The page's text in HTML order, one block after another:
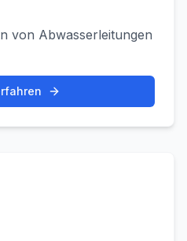
von Abwasserleitungen